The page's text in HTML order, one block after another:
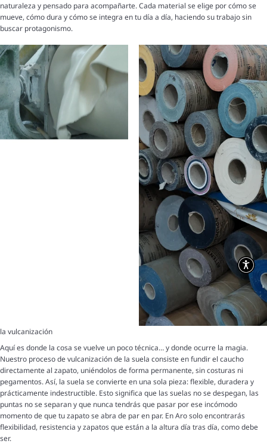
naturaleza y pensado para acompañarte. Cada material se elige por cómo se
mueve, cómo dura y cómo se integra en tu día a día, haciendo su trabajo sin
buscar protagonismo.
la vulcanización
Aquí es donde la cosa se vuelve un poco técnica… y donde ocurre la magia.
Nuestro proceso de vulcanización de la suela consiste en fundir el caucho
directamente al zapato, uniéndolos de forma permanente, sin costuras ni
pegamentos. Así, la suela se convierte en una sola pieza: flexible, duradera y
prácticamente indestructible. Esto significa que las suelas no se despegan, las
puntas no se separan y que nunca tendrás que pasar por ese incómodo
momento de que tu zapato se abra de par en par. En Aro solo encontrarás
flexibilidad, resistencia y zapatos que están a la altura día tras día, como debe
ser.